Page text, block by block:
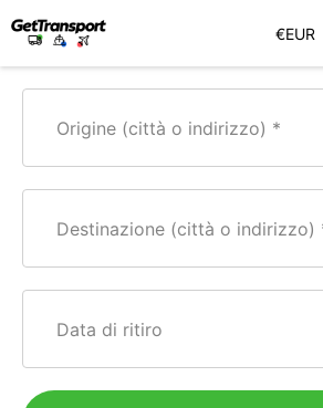
€EUR
Origine (città o indirizzo)
Destinazione (città o indirizzo)
Data di ritiro